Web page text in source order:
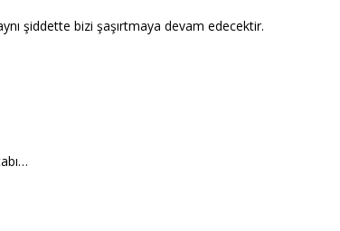
şiddette bizi şaşırtmaya devam edecektir.